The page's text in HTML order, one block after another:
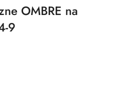
OMBRE na
9